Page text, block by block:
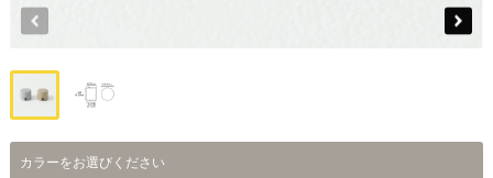
カラーをお選びください